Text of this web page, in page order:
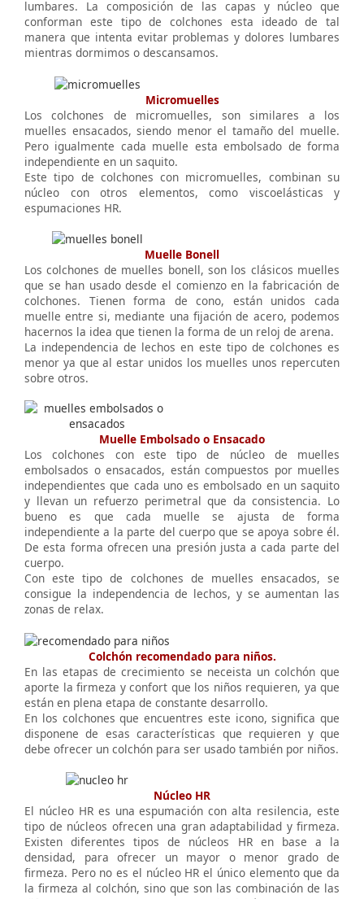
lumbares. La composición de las capas y núcleo que
conforman este tipo de colchones esta ideado de tal
manera que intenta evitar problemas y dolores lumbares
mientras dormimos o descansamos.
Micromuelles
Los colchones de micromuelles, son similares a los
muelles ensacados, siendo menor el tamaño del muelle.
Pero igualmente cada muelle esta embolsado de forma
independiente en un saquito.
Este tipo de colchones con micromuelles, combinan su
núcleo con otros elementos, como viscoelásticas y
espumaciones HR.
Muelle Bonell
Los colchones de muelles bonell, son los clásicos muelles
que se han usado desde el comienzo en la fabricación de
colchones. Tienen forma de cono, están unidos cada
muelle entre si, mediante una fijación de acero, podemos
hacernos la idea que tienen la forma de un reloj de arena.
La independencia de lechos en este tipo de colchones es
menor ya que al estar unidos los muelles unos repercuten
sobre otros.
Muelle Embolsado o Ensacado
Los colchones con este tipo de núcleo de muelles
embolsados o ensacados, están compuestos por muelles
independientes que cada uno es embolsado en un saquito
y llevan un refuerzo perimetral que da consistencia. Lo
bueno es que cada muelle se ajusta de forma
independiente a la parte del cuerpo que se apoya sobre él.
De esta forma ofrecen una presión justa a cada parte del
cuerpo.
Con este tipo de colchones de muelles ensacados, se
consigue la independencia de lechos, y se aumentan las
zonas de relax.
Colchón recomendado para niños.
En las etapas de crecimiento se neceista un colchón que
aporte la firmeza y confort que los niños requieren, ya que
están en plena etapa de constante desarrollo.
En los colchones que encuentres este icono, significa que
disponene de esas características que requieren y que
debe ofrecer un colchón para ser usado también por niños.
Núcleo HR
El núcleo HR es una espumación con alta resilencia, este
tipo de núcleos ofrecen una gran adaptabilidad y firmeza.
Existen diferentes tipos de núcleos HR en base a la
densidad, para ofrecer un mayor o menor grado de
firmeza. Pero no es el núcleo HR el único elemento que da
la firmeza al colchón, sino que son las combinación de las